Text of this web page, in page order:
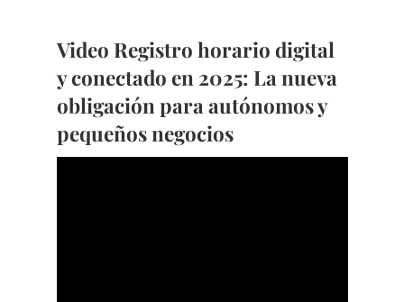
Video Registro horario digital
y conectado en 2025: La nueva
obligación para autónomos y
pequeños negocios